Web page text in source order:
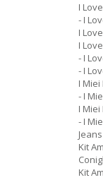
I
- I
I
I
- I
- I
I
- I
I
- I
Kit
Kit